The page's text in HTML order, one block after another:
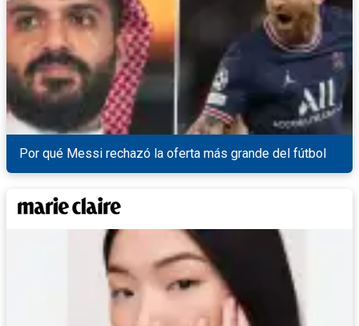
Por qué Messi rechazó la oferta más grande del fútbol